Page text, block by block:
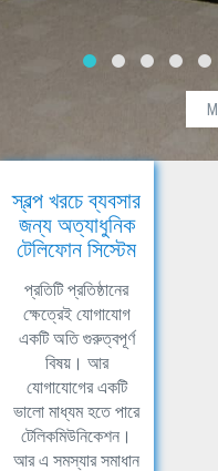
স্বল্প খরচে ব্যবসার
জন্য অত্যাধুনিক
টেলিফোন সিস্টেম
প্রতিটি প্রতিষ্ঠানের
ক্ষেত্রেই যোগাযোগ
একটি অতি গুরুত্বপূর্ণ
বিষয়। আর
যোগাযোগের একটি
ভালো মাধ্যম হতে পারে
টেলিকমিউনিকেশন।
আর এ সমস্যার সমাধান